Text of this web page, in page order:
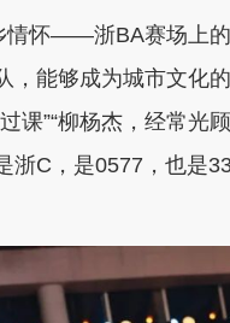
情怀——浙BA赛场上
，能够成为城市文化
课”“柳杨杰，经常光
C，是0577，也是